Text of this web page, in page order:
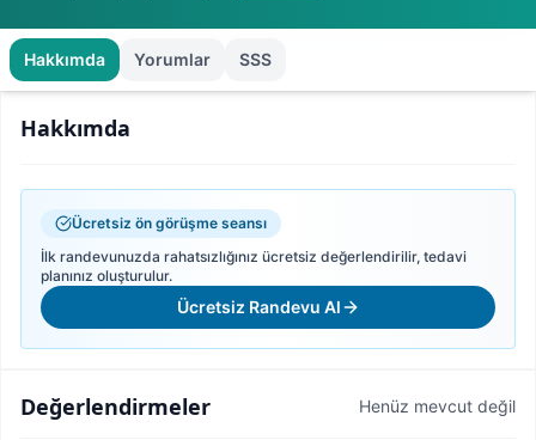
Hakkımda Yorumlar SSS
Hakkımda
Ücretsiz ön görüşme seansı
İlk randevunuzda rahatsızlığınız ücretsiz değerlendirilir, tedavi
planınız oluşturulur.
Ücretsiz Randevu Al
Değerlendirmeler Henüz mevcut değil